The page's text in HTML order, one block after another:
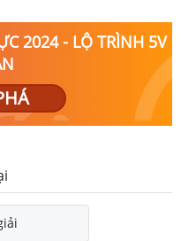
2024 - LỘ TRÌNH 5V